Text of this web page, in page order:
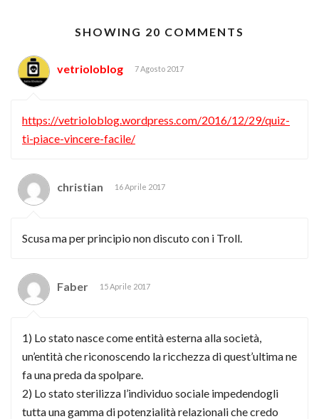
SHOWING 20 COMMENTS
vetrioloblog 7 Agosto 2017
https://vetrioloblog.wordpress.com/2016/12/29/quiz-
ti-piace-vincere-facile/
christian 16 Aprile 2017
Scusa ma per principio non discuto con i Troll.
Faber 15 Aprile 2017
1) Lo stato nasce come entità esterna alla società,
un’entità che riconoscendo la ricchezza di quest’ultima ne
fa una preda da spolpare.
2) Lo stato sterilizza l’individuo sociale impedendogli
tutta una gamma di potenzialità relazionali che credo